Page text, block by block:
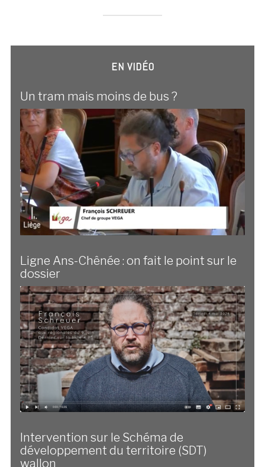
EN VIDÉO
Un tram mais moins de bus ?
Ligne Ans-Chênée : on fait le point sur le
dossier
Intervention sur le Schéma de
développement du territoire (SDT)
wallon